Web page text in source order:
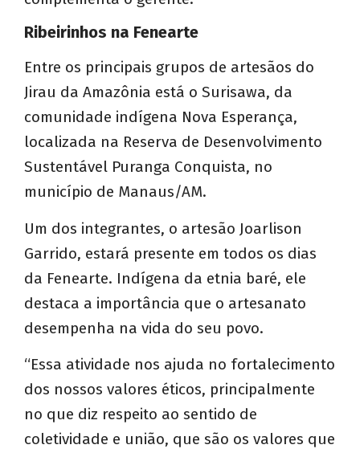
Ribeirinhos na Fenearte
Entre os principais grupos de artesãos do
Jirau da Amazônia está o Surisawa, da
comunidade indígena Nova Esperança,
localizada na Reserva de Desenvolvimento
Sustentável Puranga Conquista, no
município de Manaus/AM.
Um dos integrantes, o artesão Joarlison
Garrido, estará presente em todos os dias
da Fenearte. Indígena da etnia baré, ele
destaca a importância que o artesanato
desempenha na vida do seu povo.
“Essa atividade nos ajuda no fortalecimento
dos nossos valores éticos, principalmente
no que diz respeito ao sentido de
coletividade e união, que são os valores que